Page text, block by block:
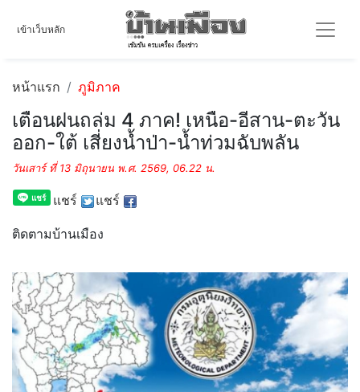
เข้าเว็บหลัก
หน้าแรก ภูมิภาค
เตือนฝนถล่ม 4 ภาค! เหนือ-อีสาน-ตะวัน
ออก-ใต้ เสี่ยงน้ำป่า-น้ำท่วมฉับพลัน
วันเสาร์ ที่ 13 มิถุนายน พ.ศ. 2569, 06.22 น.
แชร์ แชร์
ติดตามบ้านเมือง